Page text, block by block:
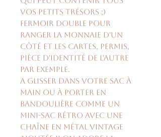
vos petits trésors ;)
Fermoir double pour
ranger la monnaie d'un
côté et les cartes, permis,
pièce d'identité de l'autre
par exemple.
A glisser dans votre sac à
main ou à porter en
bandoulière comme un
mini-sac rétro avec une
chaîne en métal vintage